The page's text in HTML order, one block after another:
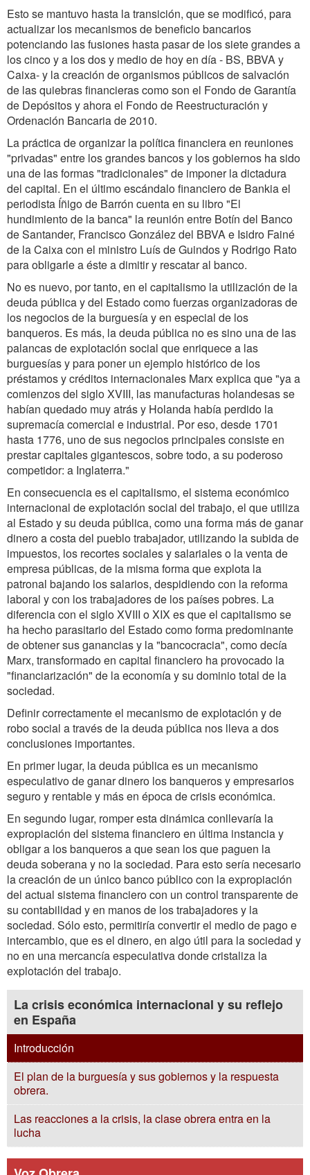
Esto se mantuvo hasta la transición, que se modificó, para
actualizar los mecanismos de beneficio bancarios
potenciando las fusiones hasta pasar de los siete grandes a
los cinco y a los dos y medio de hoy en día - BS, BBVA y
Caixa- y la creación de organismos públicos de salvación
de las quiebras financieras como son el Fondo de Garantía
de Depósitos y ahora el Fondo de Reestructuración y
Ordenación Bancaria de 2010.
La práctica de organizar la política financiera en reuniones
"privadas" entre los grandes bancos y los gobiernos ha sido
una de las formas "tradicionales" de imponer la dictadura
del capital. En el último escándalo financiero de Bankia el
periodista Íñigo de Barrón cuenta en su libro "El
hundimiento de la banca" la reunión entre Botín del Banco
de Santander, Francisco González del BBVA e Isidro Fainé
de la Caixa con el ministro Luís de Guindos y Rodrigo Rato
para obligarle a éste a dimitir y rescatar al banco.
No es nuevo, por tanto, en el capitalismo la utilización de la
deuda pública y del Estado como fuerzas organizadoras de
los negocios de la burguesía y en especial de los
banqueros. Es más, la deuda pública no es sino una de las
palancas de explotación social que enriquece a las
burguesías y para poner un ejemplo histórico de los
préstamos y créditos internacionales Marx explica que "ya a
comienzos del siglo XVIII, las manufacturas holandesas se
habían quedado muy atrás y Holanda había perdido la
supremacía comercial e industrial. Por eso, desde 1701
hasta 1776, uno de sus negocios principales consiste en
prestar capitales gigantescos, sobre todo, a su poderoso
competidor: a Inglaterra."
En consecuencia es el capitalismo, el sistema económico
internacional de explotación social del trabajo, el que utiliza
al Estado y su deuda pública, como una forma más de ganar
dinero a costa del pueblo trabajador, utilizando la subida de
impuestos, los recortes sociales y salariales o la venta de
empresa públicas, de la misma forma que explota la
patronal bajando los salarios, despidiendo con la reforma
laboral y con los trabajadores de los países pobres. La
diferencia con el siglo XVIII o XIX es que el capitalismo se
ha hecho parasitario del Estado como forma predominante
de obtener sus ganancias y la "bancocracia", como decía
Marx, transformado en capital financiero ha provocado la
"financiarización" de la economía y su dominio total de la
sociedad.
Definir correctamente el mecanismo de explotación y de
robo social a través de la deuda pública nos lleva a dos
conclusiones importantes.
En primer lugar, la deuda pública es un mecanismo
especulativo de ganar dinero los banqueros y empresarios
seguro y rentable y más en época de crisis económica.
En segundo lugar, romper esta dinámica conllevaría la
expropiación del sistema financiero en última instancia y
obligar a los banqueros a que sean los que paguen la
deuda soberana y no la sociedad. Para esto sería necesario
la creación de un único banco público con la expropiación
del actual sistema financiero con un control transparente de
su contabilidad y en manos de los trabajadores y la
sociedad. Sólo esto, permitiría convertir el medio de pago e
intercambio, que es el dinero, en algo útil para la sociedad y
no en una mercancía especulativa donde cristaliza la
explotación del trabajo.
La crisis económica internacional y su reflejo
en España
Introducción
El plan de la burguesía y sus gobiernos y la respuesta
obrera.
Las reacciones a la crisis, la clase obrera entra en la
lucha